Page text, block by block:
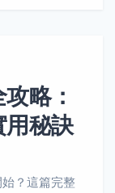
略：
用秘訣
？這篇完整